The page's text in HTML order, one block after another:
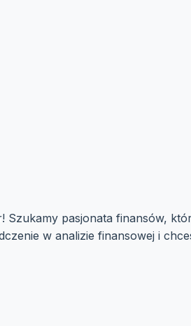
Szukamy pasjonata finansów,
w analizie finansowej i